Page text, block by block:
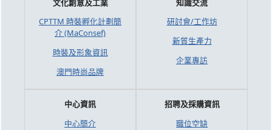
CPTTM 時裝孵化計劃簡
介 (MaConsef)
時裝及形象資訊
澳門時尚品牌
研討會/工作坊
新質生產力
企業專訪
中心資訊
中心簡介
招聘及採購資訊
職位空缺